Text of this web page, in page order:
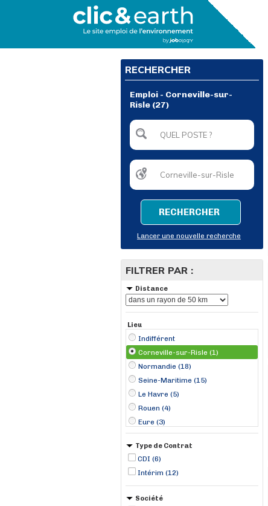
RECHERCHER
Emploi - Corneville-sur-
Risle (27)
RECHERCHER
Lancer une nouvelle recherche
FILTRER PAR :
Distance
Lieu
Indifférent
Corneville-sur-Risle (1)
Normandie (18)
Seine-Maritime (15)
Le Havre (5)
Rouen (4)
Eure (3)
Bourg-Achard (1)
Doudeville (1)
Grainville-la-Teinturière (1)
Montivilliers (1)
Type de Contrat
CDI (6)
Intérim (12)
Société